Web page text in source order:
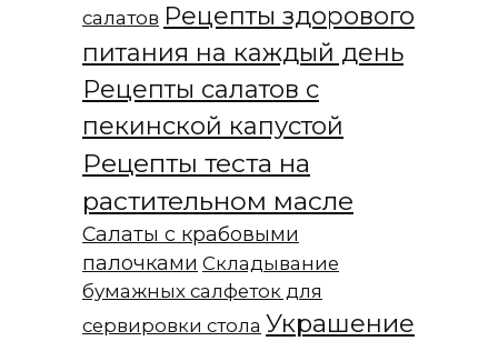
салатов Рецепты здорового
питания на каждый день
Рецепты салатов с
пекинской капустой
Рецепты теста на
растительном масле
Салаты с крабовыми
палочками Складывание
бумажных салфеток для
сервировки стола Украшение